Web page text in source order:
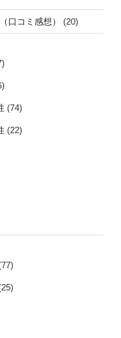
口コミ感想） (20)
(74)
(22)